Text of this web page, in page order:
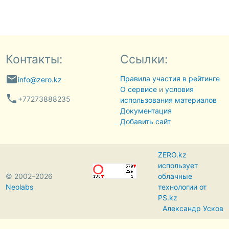
Контакты:
emailinfo@zero.kz
phone +77273888235
Ссылки:
Правила участия в рейтинге
О сервисеи условия
использования материалов
Документация
Добавить сайт
© 2002–2026
Neolabs
ZERO.kz
использует
облачные
технологии от
PS.kz
Александр Усков